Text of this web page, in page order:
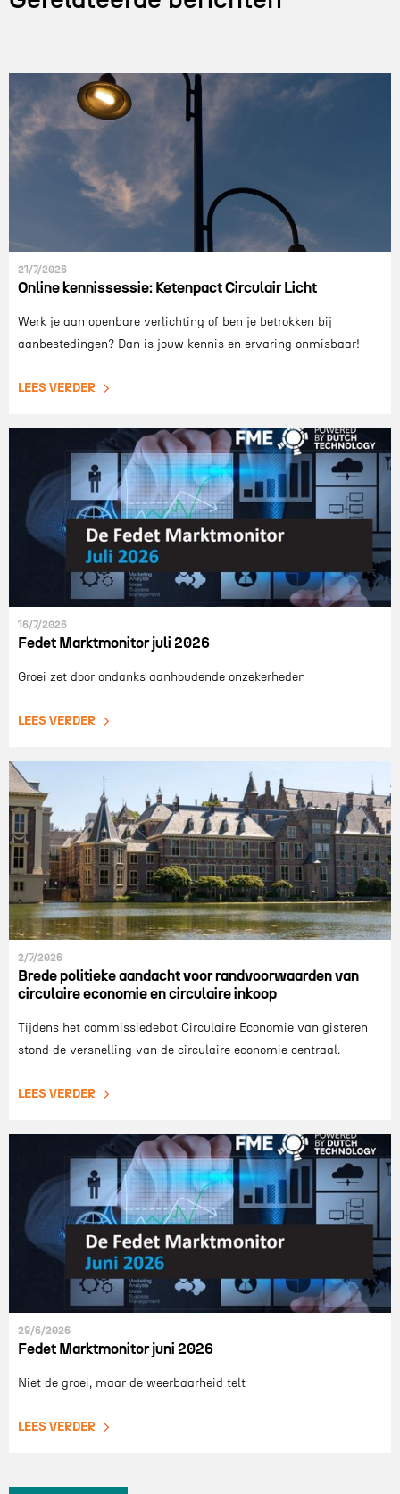
21/7/2026
Online kennissessie: Ketenpact Circulair Licht
Werk je aan openbare verlichting of ben je betrokken bij
aanbestedingen? Dan is jouw kennis en ervaring onmisbaar!
LEES VERDER
16/7/2026
Fedet Marktmonitor juli 2026
Groei zet door ondanks aanhoudende onzekerheden
LEES VERDER
2/7/2026
Brede politieke aandacht voor randvoorwaarden van
circulaire economie en circulaire inkoop
Tijdens het commissiedebat Circulaire Economie van gisteren
stond de versnelling van de circulaire economie centraal.
LEES VERDER
29/6/2026
Fedet Marktmonitor juni 2026
Niet de groei, maar de weerbaarheid telt
LEES VERDER